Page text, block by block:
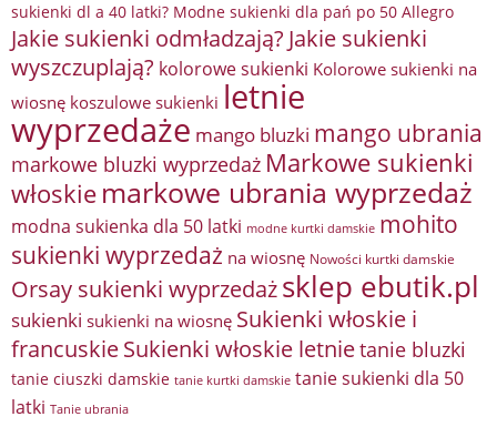
sukienki dl a 40 latki? Modne sukienki dla pań po 50 Allegro
Jakie sukienki odmładzają? Jakie sukienki
wyszczuplają? kolorowe sukienki Kolorowe sukienki na
wiosnę koszulowe sukienki letnie
wyprzedaże mango bluzki mango ubrania
markowe bluzki wyprzedaż Markowe sukienki
włoskie markowe ubrania wyprzedaż
modna sukienka dla 50 latki modne kurtki damskie mohito
sukienki wyprzedaż na wiosnę Nowości kurtki damskie
Orsay sukienki wyprzedażsklep ebutik.pl
sukienki sukienki na wiosnę Sukienki włoskie i
francuskieSukienki włoskie letnietanie bluzki
tanie ciuszki damskie tanie kurtki damskie tanie sukienki dla 50
latki Tanie ubrania